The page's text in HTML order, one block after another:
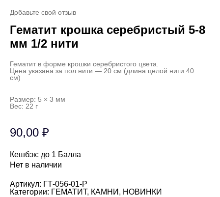
Добавьте свой отзыв
Гематит крошка серебристый 5-8
мм 1/2 нити
Гематит в форме крошки серебристого цвета.
Цена указана за пол нити — 20 см (длина целой нити 40
см)
Размер: 5 × 3 мм
Вес: 22 г
90,00 ₽
Кешбэк: до 1 Балла
Нет в наличии
Артикул: ГТ-056-01-Р
Категории: ГЕМАТИТ, КАМНИ , НОВИНКИ